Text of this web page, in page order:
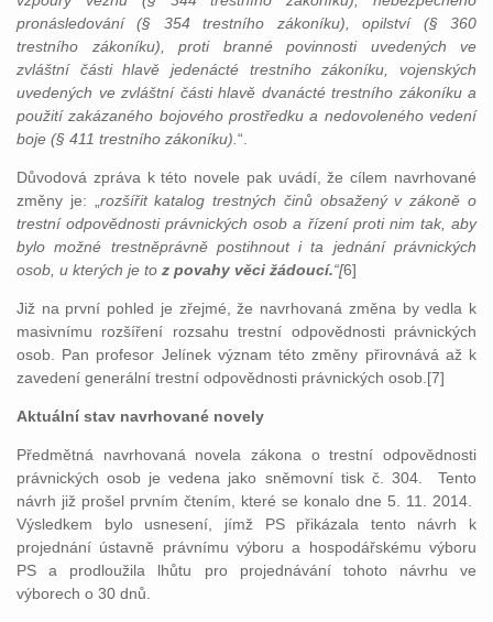
pronásledování (§ 354 trestního zákoníku), opilství (§ 360
trestního zákoníku), proti branné povinnosti uvedených ve
zvláštní části hlavě jedenácté trestního zákoníku, vojenských
uvedených ve zvláštní části hlavě dvanácté trestního zákoníku a
použití zakázaného bojového prostředku a nedovoleného vedení
boje (§ 411 trestního zákoníku). “.
Důvodová zpráva k této novele pak uvádí, že cílem navrhované
změny je: „ rozšířit katalog trestných činů obsažený v zákoně o
trestní odpovědnosti právnických osob a řízení proti nim tak, aby
bylo možné trestněprávně postihnout i ta jednání právnických
osob, u kterých je to z povahy věci žádoucí.“[6]
Již na první pohled je zřejmé, že navrhovaná změna by vedla k
masivnímu rozšíření rozsahu trestní odpovědnosti právnických
osob. Pan profesor Jelínek význam této změny přirovnává až k
zavedení generální trestní odpovědnosti právnických osob.[7]
Aktuální stav navrhované novely
Předmětná navrhovaná novela zákona o trestní odpovědnosti
právnických osob je vedena jako sněmovní tisk č. 304. Tento
návrh již prošel prvním čtením, které se konalo dne 5. 11. 2014.
Výsledkem bylo usnesení, jímž PS přikázala tento návrh k
projednání ústavně právnímu výboru a hospodářskému výboru
PS a prodloužila lhůtu pro projednávání tohoto návrhu ve
výborech o 30 dnů.